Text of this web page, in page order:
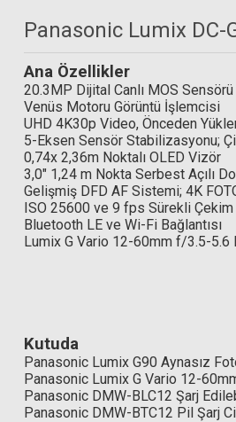
Rode VideoMic Pro+ Shotgun
24.750,04 TL
Panasonic Lumix DC-
Ana Özellikler
20.3MP Dijital Canlı MOS Sensörü
Venüs Motoru Görüntü İşlemcisi
UHD 4K30p Video, Önceden
5-Eksen Sensör Stabilizasyonu;
0,74x 2,36m Noktalı OLED Vizör
3,0" 1,24 m Nokta Serbest Açılı
Gelişmiş DFD AF Sistemi; 4K
ISO 25600 ve 9 fps Sürekli Çekim
Bluetooth LE ve Wi-Fi Bağlantısı
Lumix G Vario 12-60mm f/3.5-5.6
Kutuda
Panasonic Lumix G90 Aynasız
Panasonic Lumix G Vario 12-
Panasonic DMW-BLC12 Şarj
Panasonic DMW-BTC12 Pil Şarj